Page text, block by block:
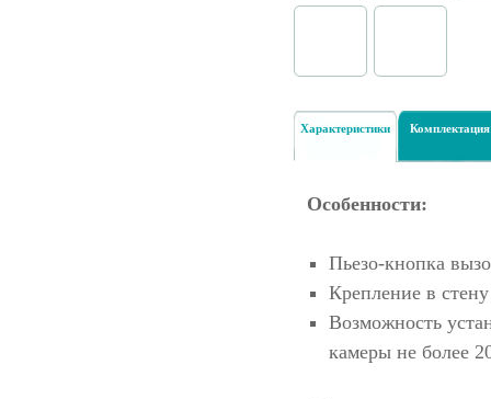
Характеристики Комплектация
Особенности:
Пьезо-кнопка
Крепление в стену
Возможность
камеры не более